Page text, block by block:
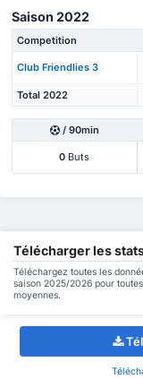
Saison 2022
Competition
Club Friendlies 3
Total 2022
/ 90min
0 Buts
Télécharger les
Téléchargez toutes les
saison 2025/2026 pour
moyennes.